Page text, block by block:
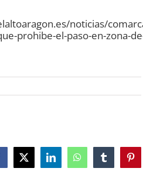
noticias/
prohibe-el-paso-en-zona-
X LinkedInWhatsAppTumblr